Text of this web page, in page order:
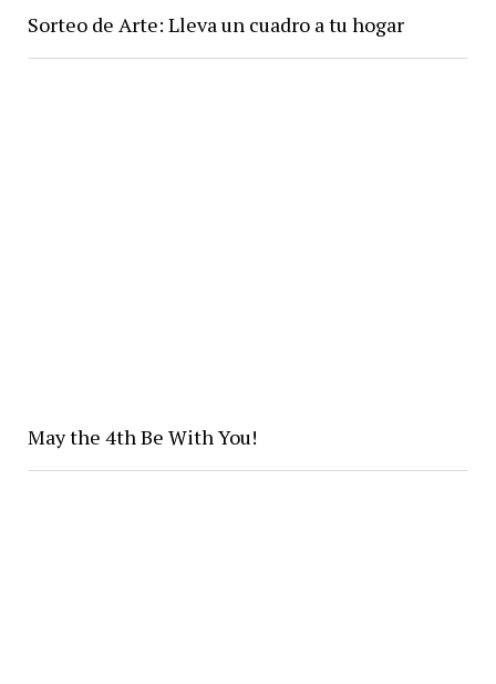
Sorteo de Arte: Lleva un cuadro a tu hogar
May the 4th Be With You!